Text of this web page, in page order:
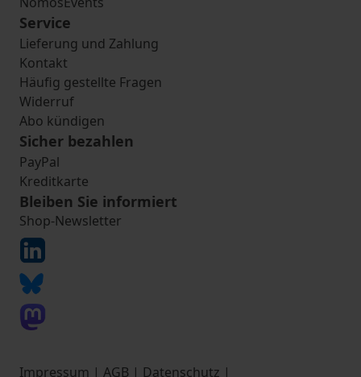
Service
Lieferung und Zahlung
Kontakt
Häufig gestellte Fragen
Widerruf
Abo kündigen
Sicher bezahlen
PayPal
Kreditkarte
Bleiben Sie informiert
Shop-Newsletter
Impressum | AGB | Datenschutz |